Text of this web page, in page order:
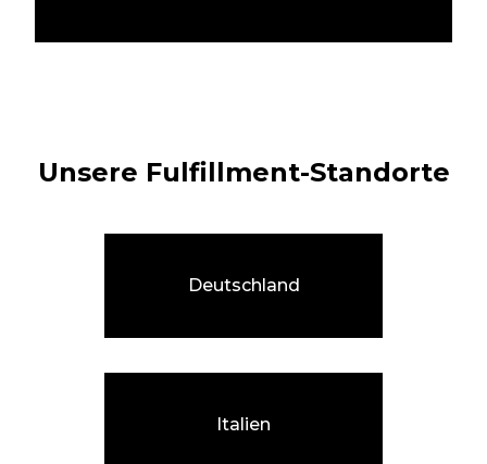
Unsere Fulfillment-Standorte
Deutschland
Italien